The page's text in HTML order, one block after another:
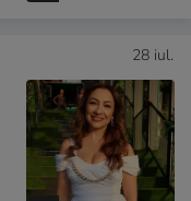
28 iul.